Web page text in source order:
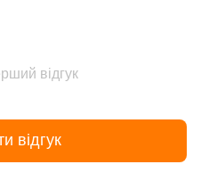
відгук
відгук